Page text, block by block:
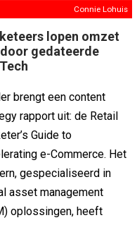
Connie Lohuis
lopen omzet
gedateerde
brengt een content
rapport uit: de Retail
Guide to
e-Commerce. Het
gespecialiseerd in
asset management
oplossingen, heeft